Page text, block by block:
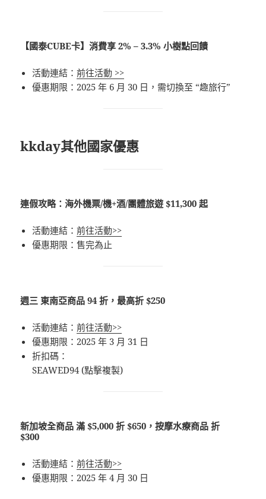
【國泰CUBE卡】消費享 2% – 3.3% 小樹點回饋
活動連結：前往活動 >>
優惠期限：2025 年 6 月 30 日，需切換至 “趣旅行”
kkday其他國家優惠
連假攻略：海外機票/機+酒/團體旅遊 $11,300 起
活動連結：前往活動>>
優惠期限：售完為止
週三 東南亞商品 94 折，最高折 $250
活動連結：前往活動>>
優惠期限：2025 年 3 月 31 日
折扣碼：
SEAWED94 (點擊複製)
新加坡全商品 滿 $5,000 折 $650，按摩水療商品 折
$300
活動連結：前往活動>>
優惠期限：2025 年 4 月 30 日